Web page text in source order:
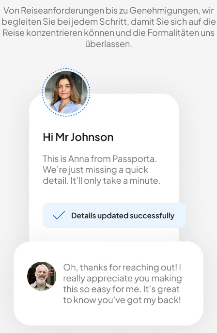
Von Reiseanforderungen bis zu Genehmigungen, wir
begleiten Sie bei jedem Schritt, damit Sie sich auf die
Reise konzentrieren können und die Formalitäten uns
überlassen.